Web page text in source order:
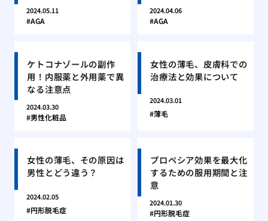
2024.05.11
AGA
2024.04.06
AGA
ケトコナゾールの副作
用！内服薬と外用薬で異
なる注意点
2024.03.30
男性化粧品
女性の薄毛、皮膚科での
治療法と効果について
2024.03.01
薄毛
女性の薄毛、その原因は
男性とどう違う？
2024.02.05
円形脱毛症
プロペシア効果を最大化
するための服用期間と注
意
2024.01.30
円形脱毛症